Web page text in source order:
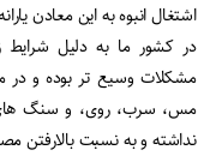
اشتغال انبوه به این معادن
در کشور ما به دلیل
مشکلات وسیع تر بوده و در
مس، سرب، روی، و سنگ
نداشته و به نسبت بالارفتن